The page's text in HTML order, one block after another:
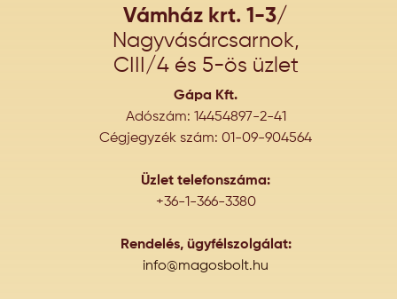
Vámház krt. 1-3/
Nagyvásárcsarnok,
CIII/4 és 5-ös üzlet
Gápa Kft.
Adószám: 14454897-2-41
Cégjegyzék szám: 01-09-904564
Üzlet telefonszáma:
+36-1-366-3380
Rendelés, ügyfélszolgálat:
info@magosbolt.hu